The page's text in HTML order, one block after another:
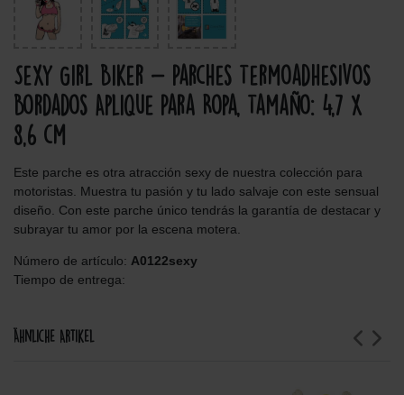
Sexy Girl Biker - Parches Termoadhesivos
Bordados Aplique Para Ropa, Tamaño: 4,7 x
8,6 cm
Este parche es otra atracción sexy de nuestra colección para
motoristas. Muestra tu pasión y tu lado salvaje con este sensual
diseño. Con este parche único tendrás la garantía de destacar y
subrayar tu amor por la escena motera.
Número de artículo: A0122sexy
Tiempo de entrega:
Ähnliche Artikel